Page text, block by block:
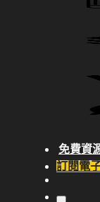
免費資
訂閱電